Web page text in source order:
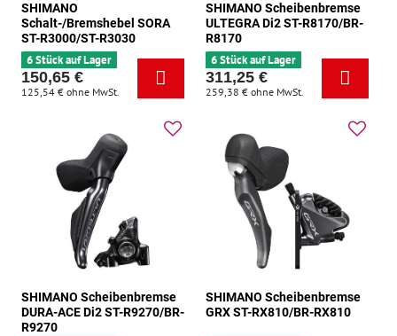
SHIMANO
Schalt-/Bremshebel SORA
ST-R3000/ST-R3030
6 Stück auf Lager
150,65 €
125,54 € ohne MwSt.
SHIMANO Scheibenbremse
ULTEGRA Di2 ST-R8170/BR-
R8170
6 Stück auf Lager
311,25 €
259,38 € ohne MwSt.
SHIMANO Scheibenbremse
DURA-ACE Di2 ST-R9270/BR-
R9270
SHIMANO Scheibenbremse
GRX ST-RX810/BR-RX810